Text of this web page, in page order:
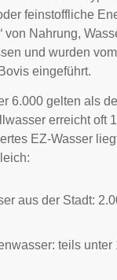
feinstoffliche
von Nahrung,
und wurden
eingeführt.
6.000 gelten als
erreicht oft
EZ-Wasser
aus der Stadt:
teils unter